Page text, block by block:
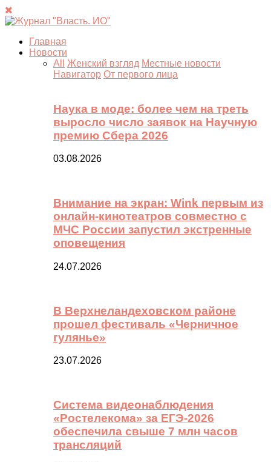
Главная
Новости
All
Женский взгляд Местные новости
Навигатор От первого лица
Наука в моде: более чем на треть
выросло число заявок на Научную
премию Сбера 2026
03.08.2026
Внимание на экран: Wink первым из
онлайн-кинотеатров совместно с
МЧС России запустил экстренные
оповещения
24.07.2026
В Верхнеландеховском районе
прошел фестиваль «Черничное
гулянье»
23.07.2026
Система видеонаблюдения
«Ростелекома» за ЕГЭ-2026
обеспечила свыше 7 млн часов
трансляций